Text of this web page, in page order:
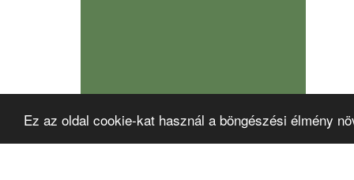
Ez az oldal cookie-kat használ a böngészési élmény